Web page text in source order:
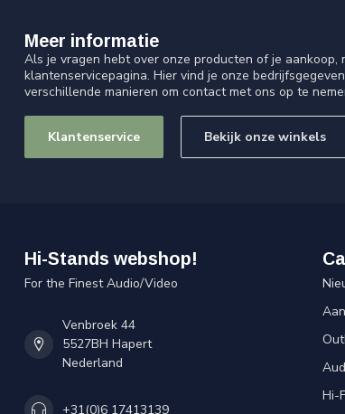
Meer informatie
Als je vragen hebt over onze producten of je aankoop,
klantenservicepagina. Hier vind je onze
verschillende manieren om contact met ons op te
Klantenservice Bekijk onze winkels
Hi-Stands webshop!
For the Finest Audio/Video
Venbroek 44
5527BH Hapert
Nederland
+31(0)6 17413139
Hi-